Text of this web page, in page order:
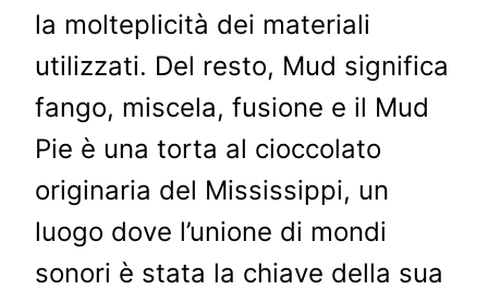
la molteplicità dei materiali
utilizzati. Del resto, Mud significa
fango, miscela, fusione e il Mud
Pie è una torta al cioccolato
originaria del Mississippi, un
luogo dove l’unione di mondi
sonori è stata la chiave della sua